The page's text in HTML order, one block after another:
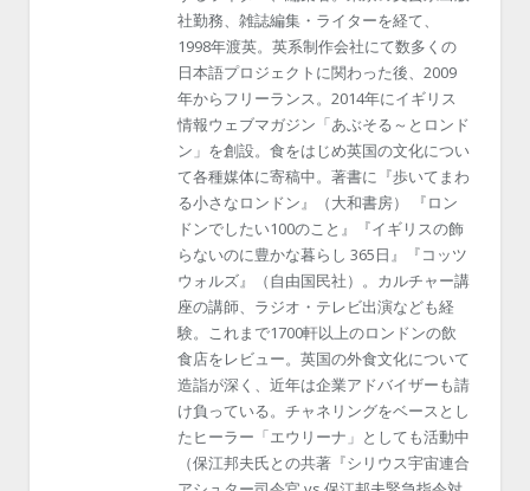
社勤務、雑誌編集・ライターを経て、
1998年渡英。英系制作会社にて数多くの
日本語プロジェクトに関わった後、2009
年からフリーランス。2014年にイギリス
情報ウェブマガジン「あぶそる～とロンド
ン」を創設。食をはじめ英国の文化につい
て各種媒体に寄稿中。著書に『歩いてまわ
る小さなロンドン』（大和書房） 『ロン
ドンでしたい100のこと』『イギリスの飾
らないのに豊かな暮らし 365日』『コッツ
ウォルズ』（自由国民社）。カルチャー講
座の講師、ラジオ・テレビ出演なども経
験。これまで1700軒以上のロンドンの飲
食店をレビュー。英国の外食文化について
造詣が深く、近年は企業アドバイザーも請
け負っている。チャネリングをベースとし
たヒーラー「エウリーナ」としても活動中
（保江邦夫氏との共著『シリウス宇宙連合